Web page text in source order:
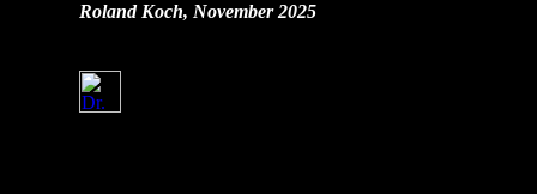
Roland Koch, November 2025